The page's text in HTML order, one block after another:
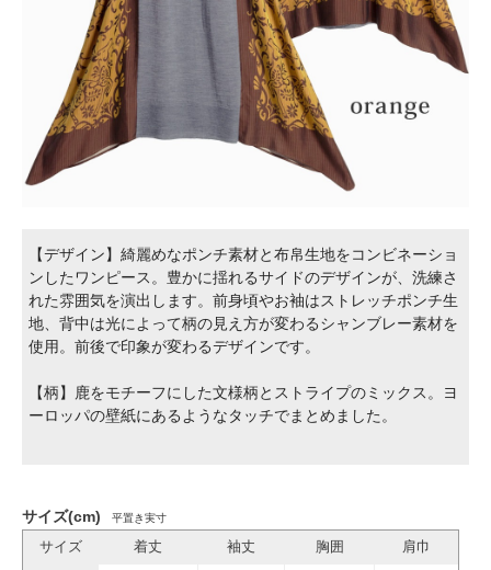
【デザイン】綺麗めなポンチ素材と布帛生地をコンビネーショ
ンしたワンピース。豊かに揺れるサイドのデザインが、洗練さ
れた雰囲気を演出します。前身頃やお袖はストレッチポンチ生
地、背中は光によって柄の見え方が変わるシャンブレー素材を
使用。前後で印象が変わるデザインです。
【柄】鹿をモチーフにした文様柄とストライプのミックス。ヨ
ーロッパの壁紙にあるようなタッチでまとめました。
サイズ(cm) 平置き実寸
サイズ 着丈 袖丈 胸囲 肩巾